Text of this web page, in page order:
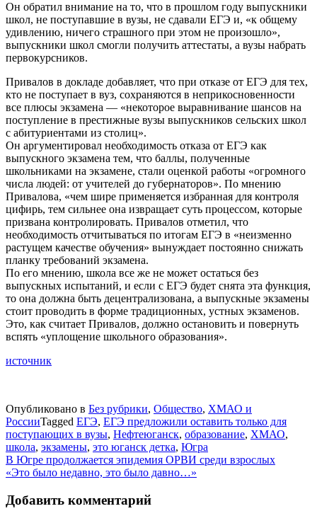
Он обратил внимание на то, что в прошлом году выпускники
школ, не поступавшие в вузы, не сдавали ЕГЭ и, «к общему
удивлению, ничего страшного при этом не произошло»,
выпускники школ смогли получить аттестаты, а вузы набрать
первокурсников.
Привалов в докладе добавляет, что при отказе от ЕГЭ для тех,
кто не поступает в вуз, сохраняются в неприкосновенности
все плюсы экзамена — «некоторое выравнивание шансов на
поступление в престижные вузы выпускников сельских школ
с абитуриентами из столиц».
Он аргументировал необходимость отказа от ЕГЭ как
выпускного экзамена тем, что баллы, полученные
школьниками на экзамене, стали оценкой работы «огромного
числа людей: от учителей до губернаторов». По мнению
Привалова, «чем шире применяется избранная для контроля
цифирь, тем сильнее она извращает суть процессом, которые
призвана контролировать. Привалов отметил, что
необходимость отчитываться по итогам ЕГЭ в «неизменно
растущем качестве обучения» вынуждает постоянно снижать
планку требований экзамена.
По его мнению, школа все же не может остаться без
выпускных испытаний, и если с ЕГЭ будет снята эта функция,
то она должна быть децентрализована, а выпускные экзамены
стоит проводить в форме традиционных, устных экзаменов.
Это, как считает Привалов, должно остановить и повернуть
вспять «уплощение школьного образования».
источник
Опубликовано в Без рубрики, Общество, ХМАО и
РоссииTagged ЕГЭ, ЕГЭ предложили оставить только для
поступающих в вузы, Нефтеюганск, образование, ХМАО,
школа, экзамены, это юганск детка, Югра
Навигация
по
записям
В Югре продолжается эпидемия ОРВИ среди взрослых
«Это было недавно, это было давно…»
Добавить комментарий